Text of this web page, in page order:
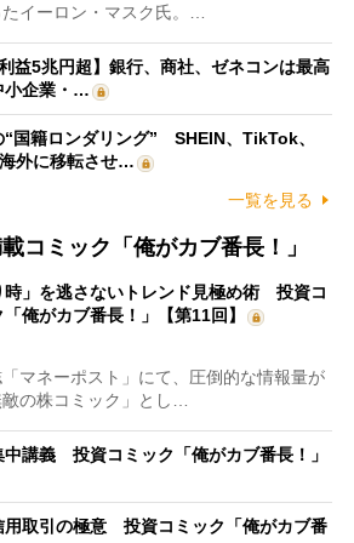
イーロン・マスク氏。…
益5兆円超】銀行、商社、ゼネコンは最高
小企業・…
国籍ロンダリング” SHEIN、TikTok、
外に移転させ…
一覧を見る
コミック「俺がカブ番長！」
時」を逃さないトレンド見極め術 投資コ
「俺がカブ番長！」【第11回】
マネーポスト」にて、圧倒的な情報量が
の株コミック」とし…
中講義 投資コミック「俺がカブ番長！」
用取引の極意 投資コミック「俺がカブ番